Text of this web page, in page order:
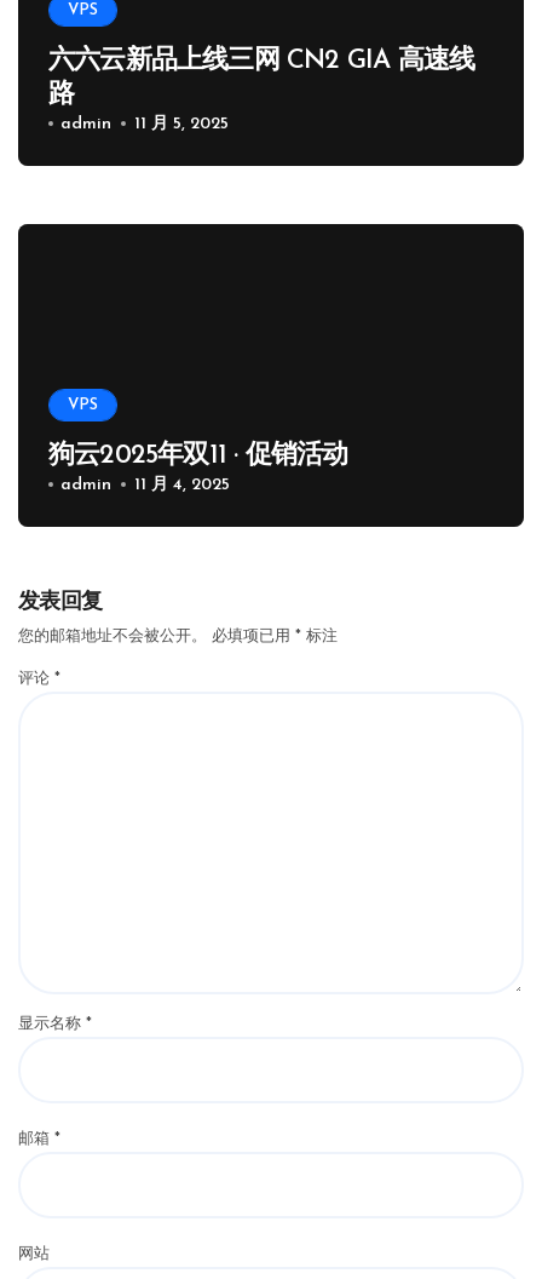
VPS
六六云新品上线三网 CN2 GIA 高速线
路
admin 11 月 5, 2025
VPS
狗云2025年双11 · 促销活动
admin 11 月 4, 2025
发表回复
您的邮箱地址不会被公开。 必填项已用 * 标注
评论 *
显示名称 *
邮箱 *
网站